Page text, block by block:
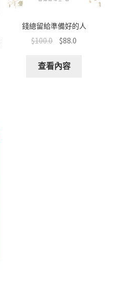
錢總留給準備好的人
$100.0 $88.0
查看內容